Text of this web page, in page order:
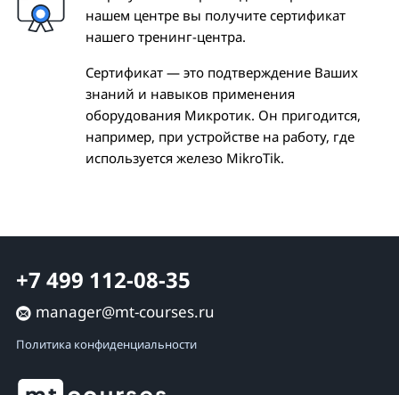
нашем центре вы получите сертификат
нашего тренинг-центра.
Сертификат — это подтверждение Ваших
знаний и навыков применения
оборудования Микротик. Он пригодится,
например, при устройстве на работу, где
используется железо MikroTik.
+7 499 112-08-35
manager@mt-courses.ru
Политика конфиденциальности